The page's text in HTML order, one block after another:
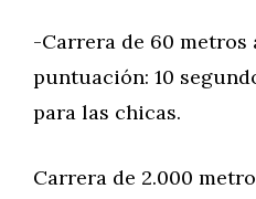
-Carrera de 60 metros
puntuación: 10
para las chicas.
Carrera de 2.000